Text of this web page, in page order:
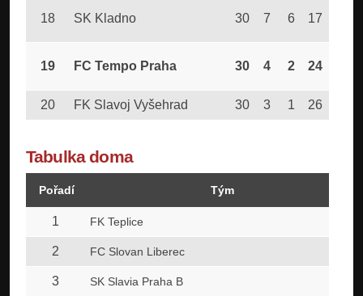
18 SK Kladno 30 7 6 17
19 FC Tempo Praha 30 4 2 24
20 FK Slavoj Vyšehrad 30 3 1 26
Tabulka doma
Pořadí Tým
1 FK Teplice
2 FC Slovan Liberec
3 SK Slavia Praha B